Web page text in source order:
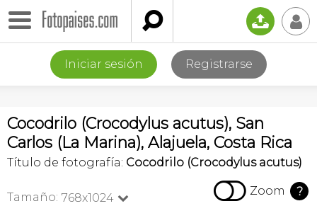
 📤 👤
Iniciar sesión Registrarse
Cocodrilo (Crocodylus acutus), San
Carlos (La Marina), Alajuela, Costa Rica
Título de fotografía: Cocodrilo (Crocodylus acutus)
Tamaño: 768x1024   Zoom ?